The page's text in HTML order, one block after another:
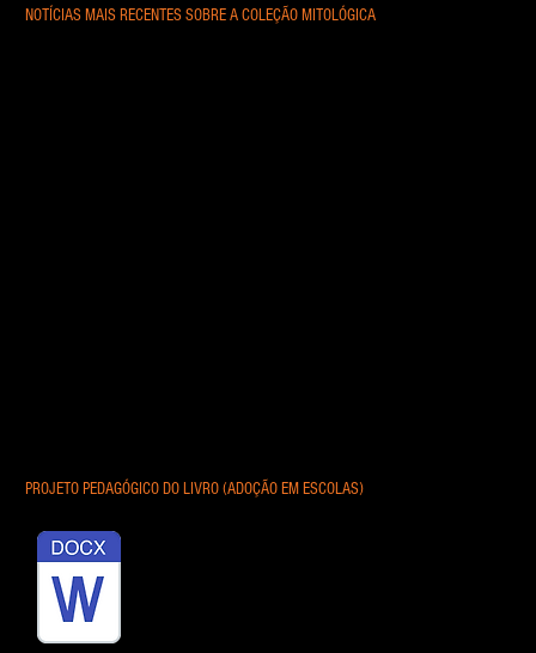
NOTÍCIAS MAIS RECENTES SOBRE A COLEÇÃO MITOLÓGICA
PROJETO PEDAGÓGICO DO LIVRO (ADOÇÃO EM ESCOLAS)